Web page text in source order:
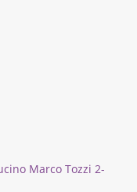
Marco Tozzi 2-